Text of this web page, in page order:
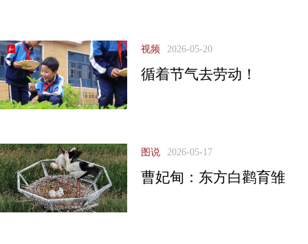
视频 2026-05-20
循着节气去劳动！
图说 2026-05-17
曹妃甸：东方白鹳育雏